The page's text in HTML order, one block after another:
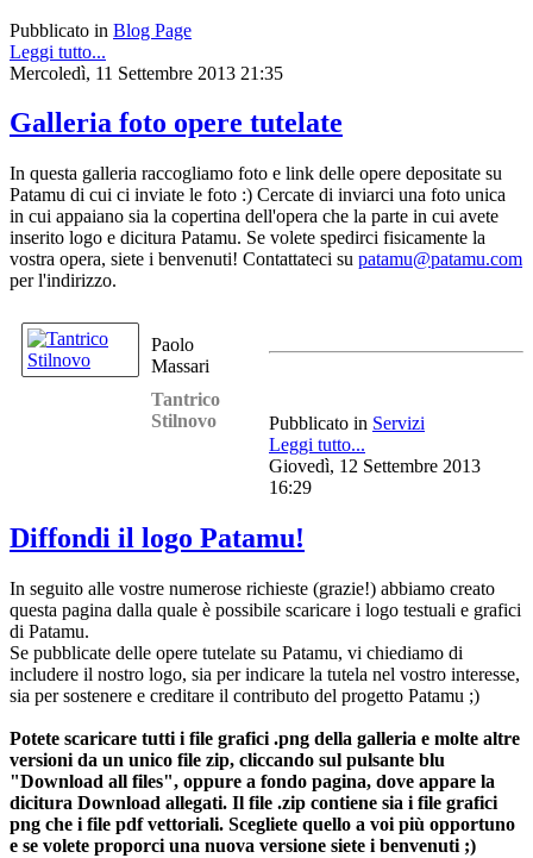
Pubblicato in Blog Page
Leggi tutto...
Mercoledì, 11 Settembre 2013 21:35
Galleria foto opere tutelate
In questa galleria raccogliamo foto e link delle opere depositate su
Patamu di cui ci inviate le foto :) Cercate di inviarci una foto unica
in cui appaiano sia la copertina dell'opera che la parte in cui avete
inserito logo e dicitura Patamu. Se volete spedirci fisicamente la
vostra opera, siete i benvenuti! Contattateci su patamu@patamu.com
per l'indirizzo.
Paolo
Massari
Tantrico
Stilnovo
Pubblicato in Servizi
Leggi tutto...
Giovedì, 12 Settembre 2013
16:29
Diffondi il logo Patamu!
In seguito alle vostre numerose richieste (grazie!) abbiamo creato
questa pagina dalla quale è possibile scaricare i logo testuali e grafici
di Patamu.
Se pubblicate delle opere tutelate su Patamu, vi chiediamo di
includere il nostro logo, sia per indicare la tutela nel vostro interesse,
sia per sostenere e creditare il contributo del progetto Patamu ;)
Potete scaricare tutti i file grafici .png della galleria e molte altre
versioni da un unico file zip, cliccando sul pulsante blu
"Download all files", oppure a fondo pagina, dove appare la
dicitura Download allegati. Il file .zip contiene sia i file grafici
png che i file pdf vettoriali. Scegliete quello a voi più opportuno
e se volete proporci una nuova versione siete i benvenuti ;)